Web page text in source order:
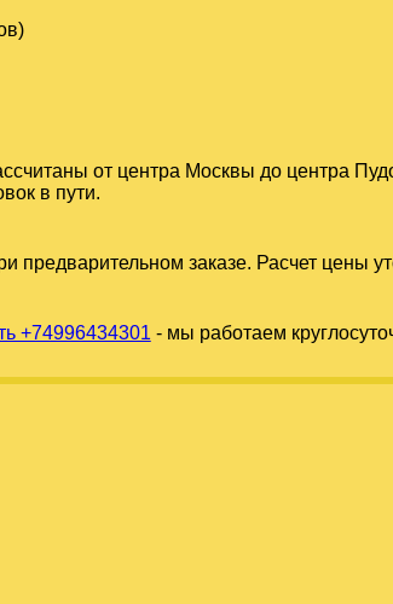
от центра Москвы до центра
в пути.
предварительном заказе. Расчет цены
+74996434301 - мы работаем